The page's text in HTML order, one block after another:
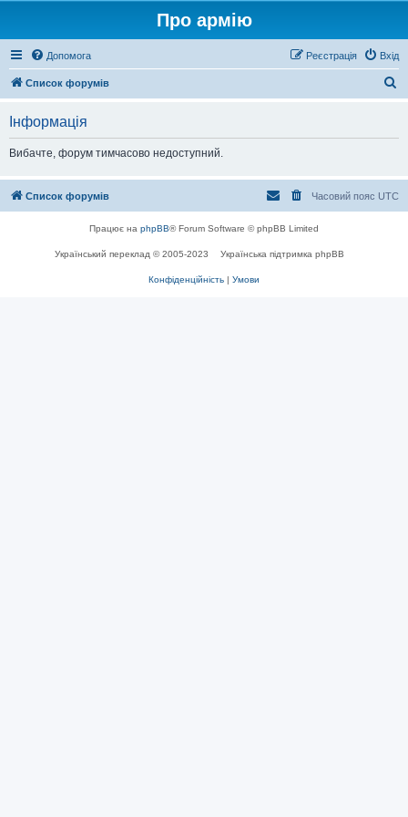
Про армію
Допомога Вхід
Реєстрація
Список форумів
Інформація
Вибачте, форум тимчасово недоступний.
Список форумів Часовий пояс UTC
Працює на phpBB® Forum Software © phpBB Limited
Український переклад © 2005-2023 Українська підтримка phpBB
Конфіденційність | Умови